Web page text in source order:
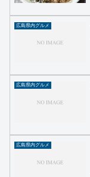
広島県内グルメ
広島県内グルメ
広島県内グルメ